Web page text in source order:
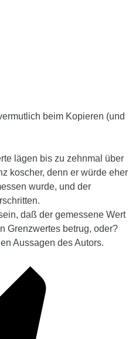
beim Kopieren (und
lägen bis zu zehnmal über
koscher, denn er würde eher
wurde, und der
daß der gemessene Wert
Grenzwertes betrug, oder?
Aussagen des Autors.